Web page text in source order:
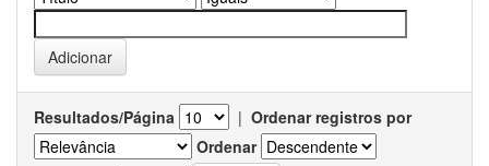
Resultados/Página | Ordenar registros por
Ordenar